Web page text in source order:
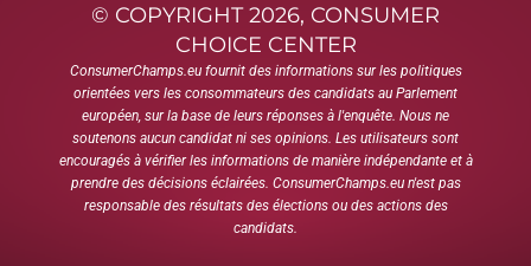
© COPYRIGHT 2026, CONSUMER
CHOICE CENTER
ConsumerChamps.eu fournit des informations sur les politiques
orientées vers les consommateurs des candidats au Parlement
européen, sur la base de leurs réponses à l'enquête. Nous ne
soutenons aucun candidat ni ses opinions. Les utilisateurs sont
encouragés à vérifier les informations de manière indépendante et à
prendre des décisions éclairées. ConsumerChamps.eu n'est pas
responsable des résultats des élections ou des actions des
candidats.